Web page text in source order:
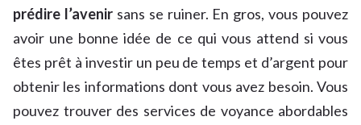
prédire l’avenirsans se ruiner. En gros, vous pouvez
avoir une bonne idée de ce qui vous attend si vous
êtes prêt à investir un peu de temps et d’argent pour
obtenir les informations dont vous avez besoin. Vous
pouvez trouver des services de voyance abordables